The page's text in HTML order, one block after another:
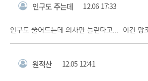
인구도 주는데 12.06 17:33
인구도 줄어드는데 의사만 늘린다고... 이건 망
원적산 12.05 12:41